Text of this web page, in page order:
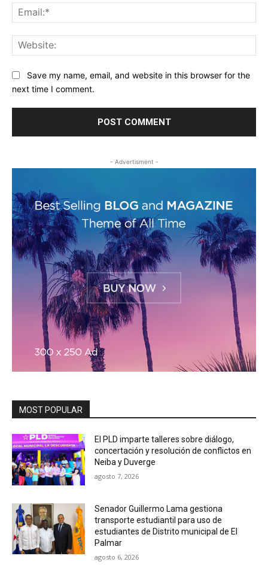
Save my name, email, and website in this browser for the
next time I comment.
- Advertisment -
MOST POPULAR
El PLD imparte talleres sobre diálogo,
concertación y resolución de conflictos en
Neiba y Duverge
agosto 7, 2026
Senador Guillermo Lama gestiona
transporte estudiantil para uso de
estudiantes de Distrito municipal de El
Palmar
agosto 6, 2026